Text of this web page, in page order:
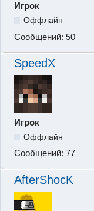
Игрок
Оффлайн
Сообщений: 50
SpeedX
Игрок
Оффлайн
Сообщений: 77
AfterShocK